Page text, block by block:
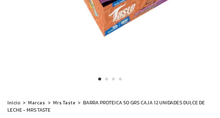
Inicio > Marcas > Mrs Taste > BARRA PROTEICA 50 GRS CAJA 12 UNIDADES DULCE DE
LECHE - MRS TASTE